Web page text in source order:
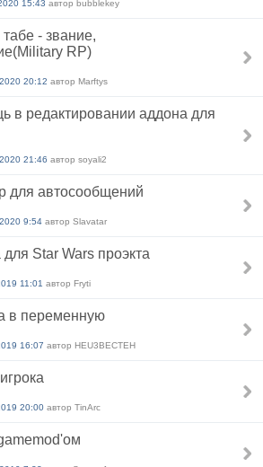
15:43 автор bubblekey
табе - звание,
RP)
20:12 автор Marftys
в редактировании аддона для
21:46 автор soyali2
для автосообщений
9:54 автор Slavatar
Star Wars проэкта
11:01 автор Fryti
в переменную
16:07 автор HEU3BECTEH
20:00 автор TinArc